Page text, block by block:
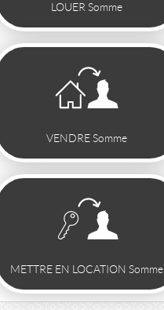
LOUER Somme
VENDRE Somme
METTRE EN LOCATION Somme